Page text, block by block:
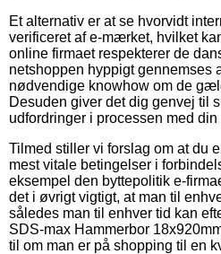
Et alternativ er at se hvorvidt
verificeret af e-mærket, hvilket
online firmaet respekterer de
netshoppen hyppigt gennemses
nødvendige knowhow om de
Desuden giver det dig genvej til
udfordringer i processen med
Tilmed stiller vi forslag om at du
mest vitale betingelser i
eksempel den byttepolitik e-
det i øvrigt vigtigt, at man til
således man til enhver tid kan
SDS-max Hammerbor
til om man er på shopping til en